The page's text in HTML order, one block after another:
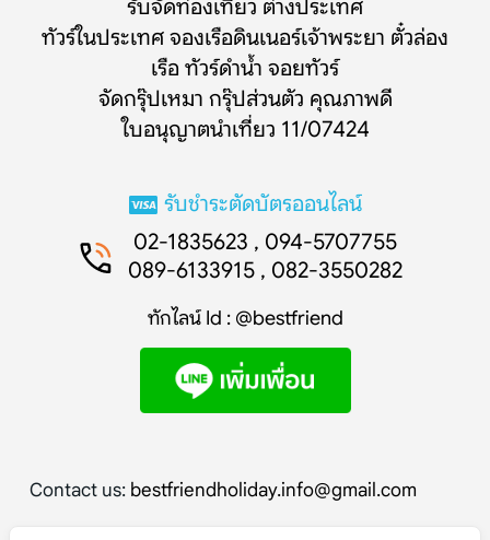
รับจัดท่องเที่ยว ต่างประเทศ
ทัวร์ในประเทศ จองเรือดินเนอร์เจ้าพระยา ตั๋วล่อง
เรือ ทัวร์ดำน้ำ จอยทัวร์
จัดกรุ๊ปเหมา กรุ๊ปส่วนตัว คุณภาพดี
ใบอนุญาตนำเที่ยว 11/07424
รับชำระตัดบัตรออนไลน์
02-1835623 , 094-5707755
089-6133915 , 082-3550282
ทักไลน์ Id : @bestfriend
Contact us: bestfriendholiday.info@gmail.com